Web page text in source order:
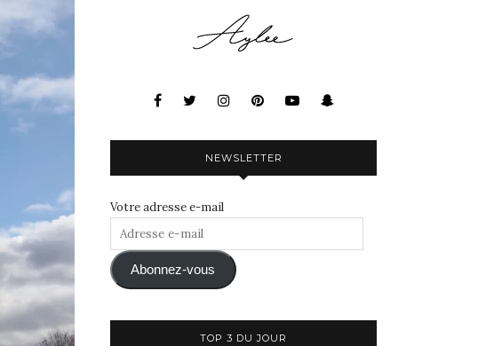
NEWSLETTER
Votre adresse e-mail
Adresse
mail Abonnez-vous
TOP 3 DU JOUR